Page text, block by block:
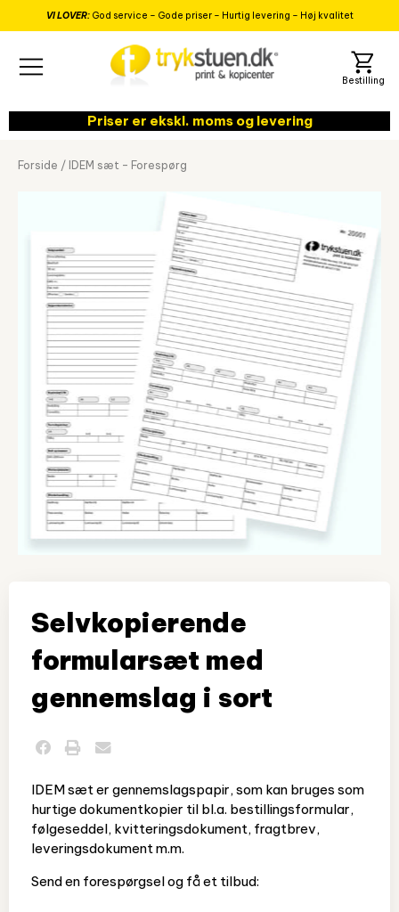
VI LOVER:God service – Gode priser – Hurtig levering – Høj kvalitet
Priser er ekskl. moms og levering
Forside / IDEM sæt – Forespørg
Selvkopierende
formularsæt med
gennemslag i sort
IDEM sæt er gennemslagspapir, som kan bruges som
hurtige dokumentkopier til bl.a. bestillingsformular,
følgeseddel, kvitteringsdokument, fragtbrev,
leveringsdokument m.m.
Send en forespørgsel og få et tilbud: